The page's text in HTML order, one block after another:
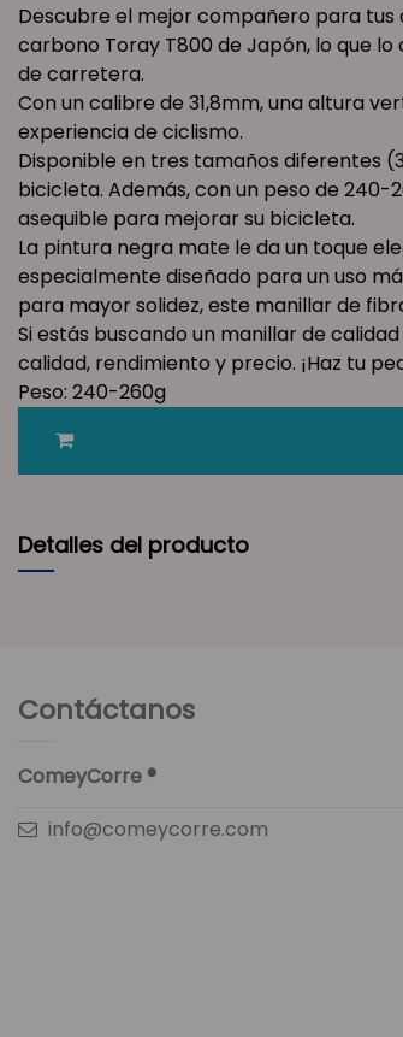
Descubre el mejor compañero para
carbono Toray T800 de Japón, lo que
de carretera.
Con un calibre de 31,8mm, una altura
experiencia de ciclismo.
Disponible en tres tamaños diferentes
bicicleta. Además, con un peso de
asequible para mejorar su bicicleta.
La pintura negra mate le da un toque
especialmente diseñado para un uso
para mayor solidez, este manillar de
Si estás buscando un manillar de
calidad, rendimiento y precio. ¡Haz tu
Peso: 240-260g
Detalles del producto
Contáctanos
ComeyCorre ®
info@comeycorre.com